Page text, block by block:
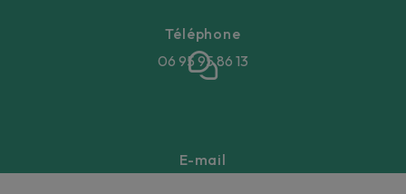
Téléphone
06 95 95 86 13
E-mail